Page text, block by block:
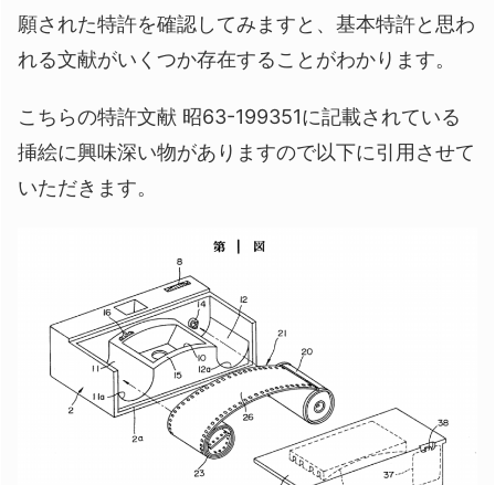
願された特許を確認してみますと、基本特許と思わ
れる文献がいくつか存在することがわかります。
こちらの特許文献 昭63-199351に記載されている
挿絵に興味深い物がありますので以下に引用させて
いただきます。